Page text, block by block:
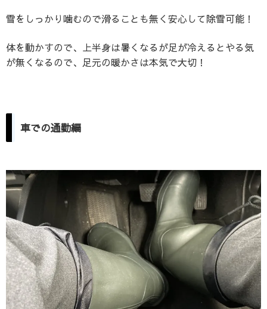
雪をしっかり噛むので滑ることも無く安心して除雪可能！
体を動かすので、上半身は暑くなるが足が冷えるとやる気
が無くなるので、足元の暖かさは本気で大切！
車での通勤編